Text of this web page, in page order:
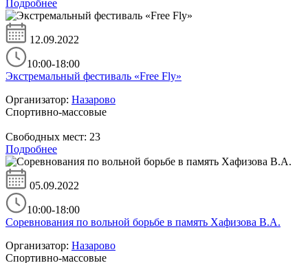
Подробнее
12.09.2022
10:00-18:00
Экстремальный фестиваль «Free Fly»
Организатор: Назарово
Спортивно-массовые
Свободных мест: 23
Подробнее
05.09.2022
10:00-18:00
Соревнования по вольной борьбе в память Хафизова В.А.
Организатор: Назарово
Спортивно-массовые